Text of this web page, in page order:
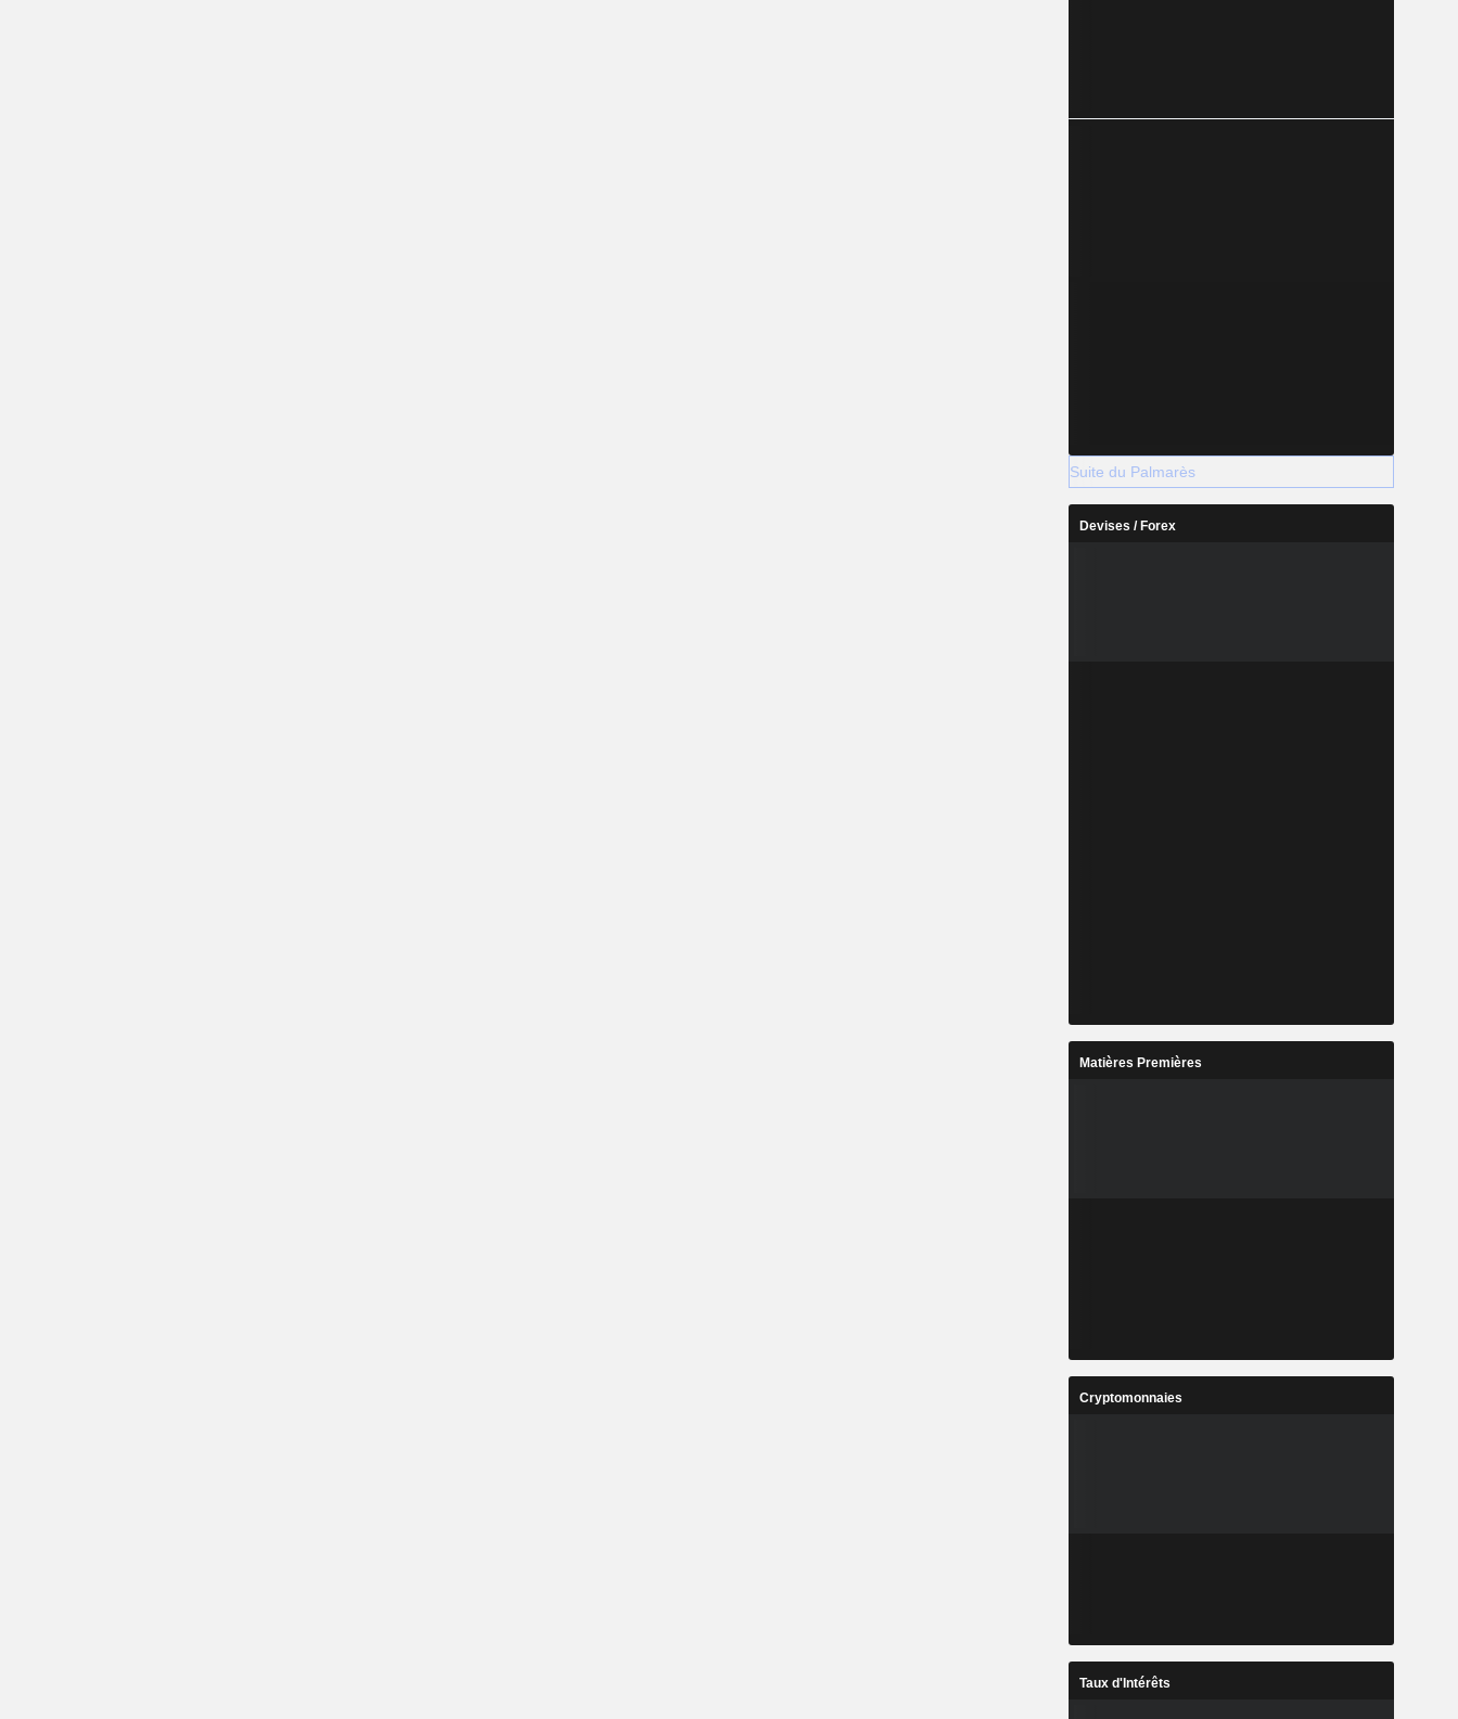
Suite du Palmarès
Devises / Forex
Matières Premières
Cryptomonnaies
Taux d'Intérêts